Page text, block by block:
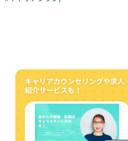
キャリアカウンセリングや求人
紹介サービスも！